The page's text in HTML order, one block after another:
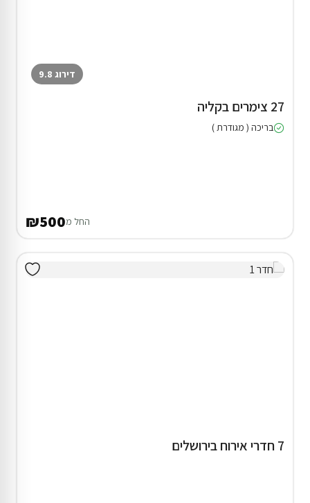
דירוג 9.8
27 צימרים בקליה
בריכה ( מגודרת )
החל מ₪500
7 חדרי אירוח בירושלים